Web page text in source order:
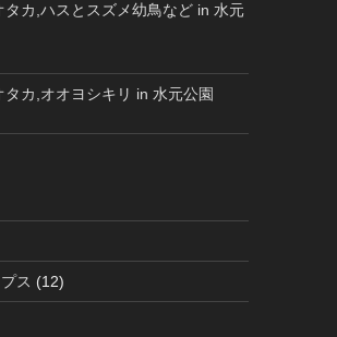
タカ,ハスとスズメ幼鳥など in 水元
タカ,オオヨシキリ in 水元公園
ス (12)